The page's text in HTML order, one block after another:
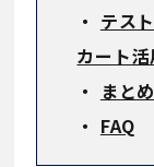
・ テス
カート
・
まとめ
・ FAQ